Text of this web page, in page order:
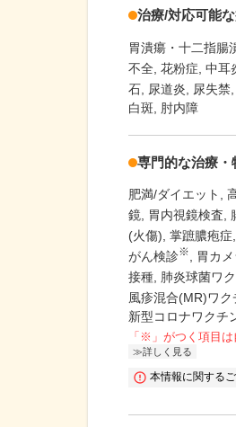
治療/対応可能
胃潰瘍・十二指腸
不全 花粉症 中耳
石
尿道炎 尿失禁
白斑, 肘内障
専門的な治療・
肥満/ダイエット
鏡
胃内視鏡検査
(火傷) 掌蹠膿疱症
がん検診※ 胃カ
接種 肺炎球菌ワ
風疹混合(MR)ワク
新型コロナワクチ
「※」がつく項目
詳しく見る
本情報に関する